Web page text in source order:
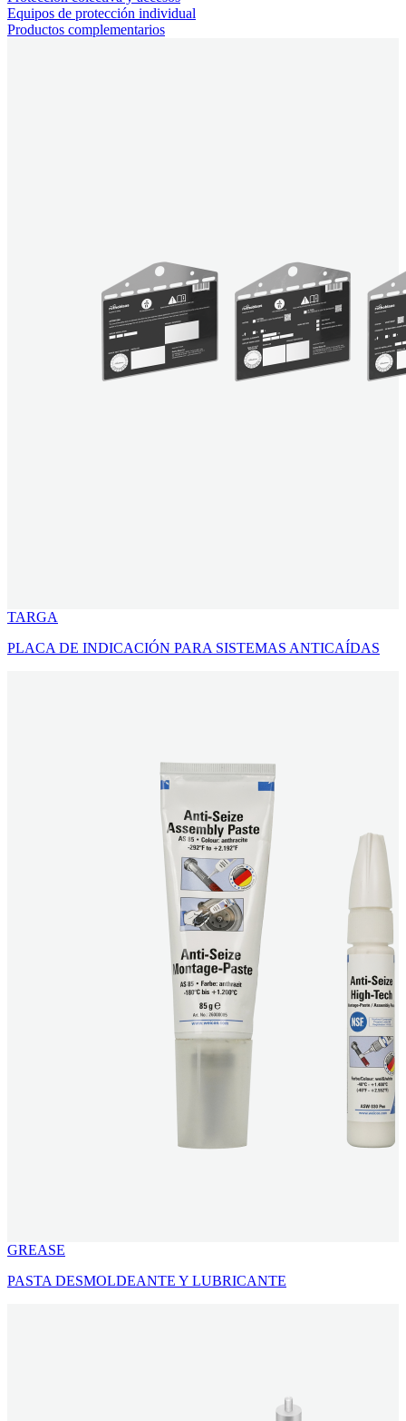
Equipos de protección individual
Productos complementarios
TARGA
PLACA DE INDICACIÓN PARA SISTEMAS ANTICAÍDAS
GREASE
PASTA DESMOLDEANTE Y LUBRICANTE